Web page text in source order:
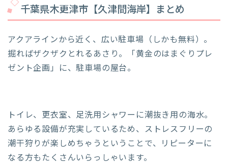
千葉県木更津市【久津間海岸】まとめ
アクアラインから近く、広い駐車場（しかも無料）。
掘ればザクザクとれるあさり。「黄金のはまぐりプレ
ゼント企画」に、駐車場の屋台。
トイレ、更衣室、足洗用シャワーに潮抜き用の海水。
あらゆる設備が充実しているため、ストレスフリーの
潮干狩りが楽しめちゃうということで、リピーターに
なる方もたくさんいらっしゃいます。